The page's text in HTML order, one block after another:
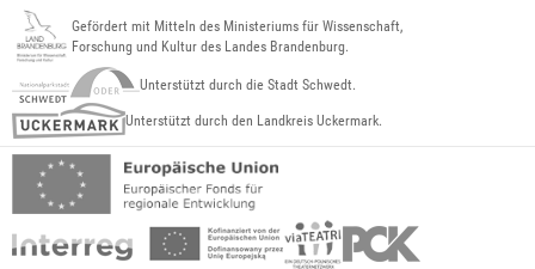
Gefördert mit Mitteln des Ministeriums für Wissenschaft,
Forschung und Kultur des Landes Brandenburg.
Unterstützt durch die Stadt Schwedt.
Unterstützt durch den Landkreis Uckermark.